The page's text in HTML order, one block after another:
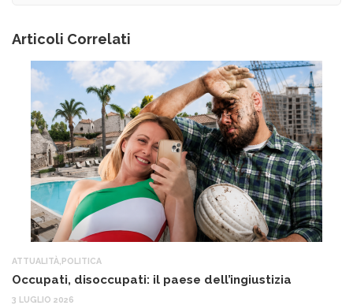
Articoli Correlati
ATTUALITÀ POLITICA
Occupati, disoccupati: il paese dell’ingiustizia
3 LUGLIO 2026